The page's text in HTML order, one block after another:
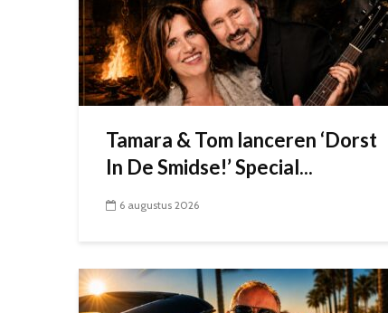
Tamara & Tom lanceren ‘Dorst
In De Smidse!’ Special...
6 augustus 2026